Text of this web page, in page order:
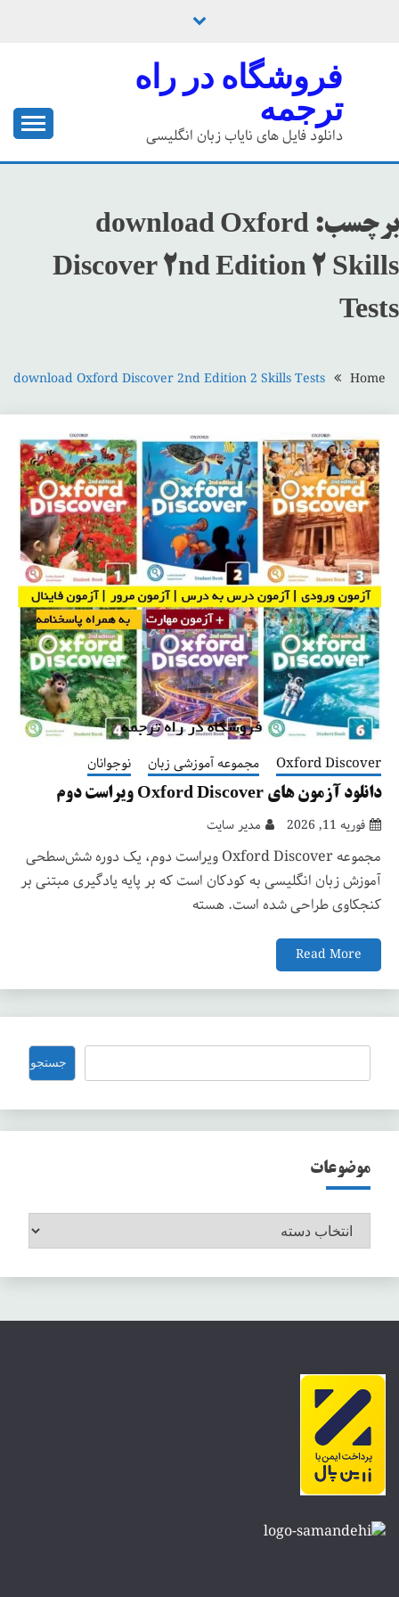
فروشگاه در راه
ترجمه
دانلود فایل های نایاب زبان انگلیسی
برچسب: download Oxford
Discover 2nd Edition 2 Skills
Tests
Home
download Oxford Discover 2nd Edition 2 Skills Tests
Oxford Discover مجموعه آموزشی زبان نوجوانان
دانلود آزمون های Oxford Discover ویراست دوم
فوریه 11, 2026 مدیر سایت
مجموعه Oxford Discover ویراست دوم، یک دوره شش‌سطحی
آموزش زبان انگلیسی به کودکان است که بر پایه یادگیری مبتنی بر
کنجکاوی طراحی شده است. هسته
Read More
جستجو جستجو
موضوعات
موضوعات